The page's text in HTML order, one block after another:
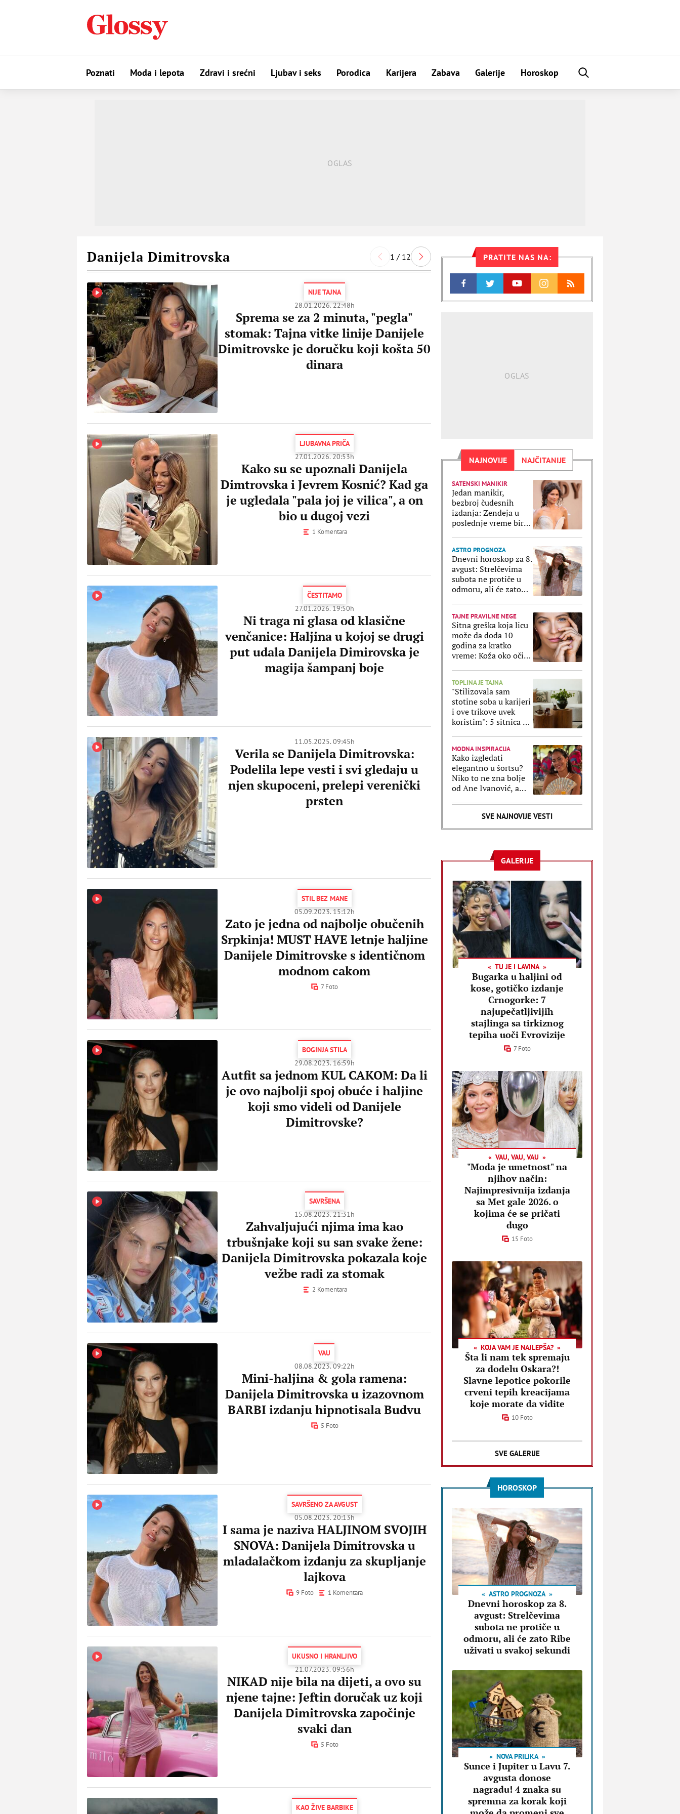
Poznati Moda i lepota Zdravi i srećni Ljubav i seks Porodica Karijera Zabava Galerije Horoskop
Danijela Dimitrovska 1 / 12
NIJE TAJNA
28.01.2026. 22:48h
Sprema se za 2 minuta, "pegla"
stomak: Tajna vitke linije Danijele
Dimitrovske je doručku koji košta 50
dinara
LJUBAVNA PRIČA
27.01.2026. 20:53h
Kako su se upoznali Danijela
Dimtrovska i Jevrem Kosnić? Kad ga
je ugledala "pala joj je vilica", a on
bio u dugoj vezi
1 Komentara
ČESTITAMO
27.01.2026. 19:50h
Ni traga ni glasa od klasične
venčanice: Haljina u kojoj se drugi
put udala Danijela Dimirovska je
magija šampanj boje
11.05.2025. 09:45h
Verila se Danijela Dimitrovska:
Podelila lepe vesti i svi gledaju u
njen skupoceni, prelepi verenički
prsten
STIL BEZ MANE
05.09.2023. 15:12h
Zato je jedna od najbolje obučenih
Srpkinja! MUST HAVE letnje haljine
Danijele Dimitrovske s identičnom
modnom cakom
7 Foto
BOGINJA STILA
29.08.2023. 16:59h
Autfit sa jednom KUL CAKOM: Da li
je ovo najbolji spoj obuće i haljine
koji smo videli od Danijele
Dimitrovske?
SAVRŠENA
15.08.2023. 21:31h
Zahvaljujući njima ima kao
trbušnjake koji su san svake žene:
Danijela Dimitrovska pokazala koje
vežbe radi za stomak
2 Komentara
VAU
08.08.2023. 09:22h
Mini-haljina & gola ramena:
Danijela Dimitrovska u izazovnom
BARBI izdanju hipnotisala Budvu
5 Foto
SAVRŠENO ZA AVGUST
05.08.2023. 20:13h
I sama je naziva HALJINOM SVOJIH
SNOVA: Danijela Dimitrovska u
mladalačkom izdanju za skupljanje
lajkova
9 Foto 1 Komentara
UKUSNO I HRANLJIVO
21.07.2023. 09:56h
NIKAD nije bila na dijeti, a ovo su
njene tajne: Jeftin doručak uz koji
Danijela Dimitrovska započinje
svaki dan
5 Foto
KAO ŽIVE BARBIKE
PRATITE NAS NA:
NAJNOVIJE NAJČITANIJE
SATENSKI MANIKIR
Jedan manikir,
bezbroj čudesnih
izdanja: Zendeja u
poslednje vreme bira
ultratrendi
ASTRO PROGNOZA
Dnevni horoskop za 8.
avgust: Strelčevima
subota ne protiče u
odmoru, ali će zato
TAJNE PRAVILNE NEGE
Sitna greška koja licu
može da doda 10
godina za kratko
vreme: Koža oko očiju
TOPLINA JE TAJNA
"Stilizovala sam
stotine soba u karijeri
i ove trikove uvek
koristim": 5 sitnica uz
MODNA INSPIRACIJA
Kako izgledati
elegantno u šortsu?
Niko to ne zna bolje
od Ane Ivanović, a
potvrđuju
SVE NAJNOVIJE VESTI
GALERIJE
TU JE I LAVINA
Bugarka u haljini od
kose, gotičko izdanje
Crnogorke: 7
najupečatljivijih
stajlinga sa tirkiznog
tepiha uoči Evrovizije
7 Foto
VAU, VAU, VAU
"Moda je umetnost" na
njihov način:
Najimpresivnija izdanja
sa Met gale 2026. o
kojima će se pričati
dugo
15 Foto
KOJA VAM JE NAJLEPŠA?
Šta li nam tek spremaju
za dodelu Oskara?!
Slavne lepotice pokorile
crveni tepih kreacijama
koje morate da vidite
10 Foto
SVE GALERIJE
HOROSKOP
ASTRO PROGNOZA
Dnevni horoskop za 8.
avgust: Strelčevima
subota ne protiče u
odmoru, ali će zato Ribe
uživati u svakoj sekundi
NOVA PRILIKA
Sunce i Jupiter u Lavu 7.
avgusta donose
nagradu! 4 znaka su
spremna za korak koji